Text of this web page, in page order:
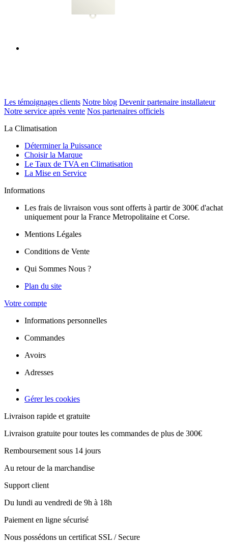
Les témoignages clients Notre blog Devenir partenaire installateur
Notre service après vente Nos partenaires officiels
La Climatisation
Déterminer la Puissance
Choisir la Marque
Le Taux de TVA en Climatisation
La Mise en Service
Informations
Les frais de livraison vous sont offerts à partir de 300€ d'achat
uniquement pour la France Metropolitaine et Corse.
Mentions Légales
Conditions de Vente
Qui Sommes Nous ?
Plan du site
Votre compte
Informations personnelles
Commandes
Avoirs
Adresses
Gérer les cookies
Livraison rapide et gratuite
Livraison gratuite pour toutes les commandes de plus de 300€
Remboursement sous 14 jours
Au retour de la marchandise
Support client
Du lundi au vendredi de 9h à 18h
Paiement en ligne sécurisé
Nous possédons un certificat SSL / Secure